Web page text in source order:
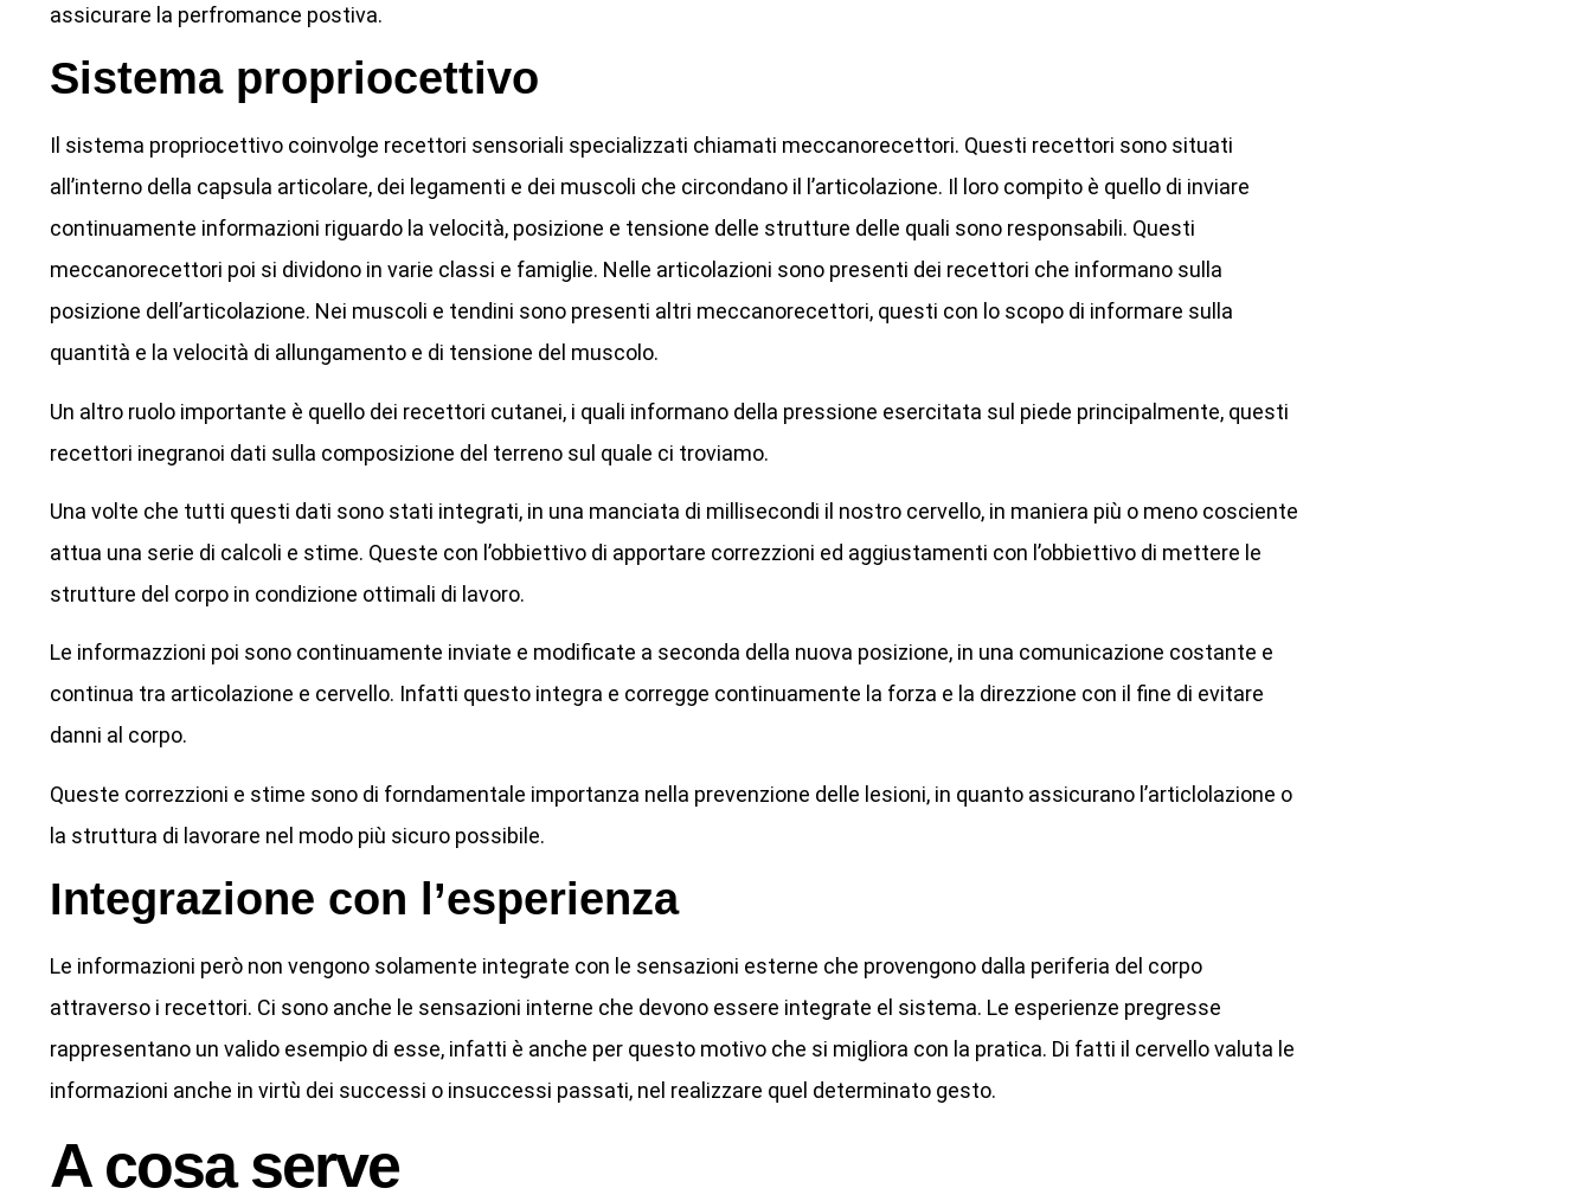
assicurare la perfromance postiva.
Sistema propriocettivo
Il sistema propriocettivo coinvolge recettori sensoriali specializzati chiamati meccanorecettori. Questi recettori sono situati
all’interno della capsula articolare, dei legamenti e dei muscoli che circondano il l’articolazione. Il loro compito è quello di inviare
continuamente informazioni riguardo la velocità, posizione e tensione delle strutture delle quali sono responsabili. Questi
meccanorecettori poi si dividono in varie classi e famiglie. Nelle articolazioni sono presenti dei recettori che informano sulla
posizione dell’articolazione. Nei muscoli e tendini sono presenti altri meccanorecettori, questi con lo scopo di informare sulla
quantità e la velocità di allungamento e di tensione del muscolo.
Un altro ruolo importante è quello dei recettori cutanei, i quali informano della pressione esercitata sul piede principalmente, questi
recettori inegranoi dati sulla composizione del terreno sul quale ci troviamo.
Una volte che tutti questi dati sono stati integrati, in una manciata di millisecondi il nostro cervello, in maniera più o meno cosciente
attua una serie di calcoli e stime. Queste con l’obbiettivo di apportare correzzioni ed aggiustamenti con l’obbiettivo di mettere le
strutture del corpo in condizione ottimali di lavoro.
Le informazzioni poi sono continuamente inviate e modificate a seconda della nuova posizione, in una comunicazione costante e
continua tra articolazione e cervello. Infatti questo integra e corregge continuamente la forza e la direzzione con il fine di evitare
danni al corpo.
Queste correzzioni e stime sono di forndamentale importanza nella prevenzione delle lesioni, in quanto assicurano l’articlolazione o
la struttura di lavorare nel modo più sicuro possibile.
Integrazione con l’esperienza
Le informazioni però non vengono solamente integrate con le sensazioni esterne che provengono dalla periferia del corpo
attraverso i recettori. Ci sono anche le sensazioni interne che devono essere integrate el sistema. Le esperienze pregresse
rappresentano un valido esempio di esse, infatti è anche per questo motivo che si migliora con la pratica. Di fatti il cervello valuta le
informazioni anche in virtù dei successi o insuccessi passati, nel realizzare quel determinato gesto.
A cosa serve